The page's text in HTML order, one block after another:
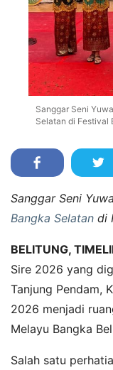
Sanggar Seni
Selatan di Festival
Sanggar Seni
Bangka Selatan di
BELITUNG,
Sire 2026 yang
Tanjung Pendam,
2026 menjadi
Melayu Bangka
Salah satu